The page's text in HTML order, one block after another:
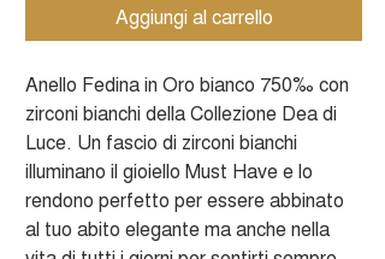
Aggiungi al carrello
Anello Fedina in Oro bianco 750‰ con
zirconi bianchi della Collezione Dea di
Luce. Un fascio di zirconi bianchi
illuminano il gioiello Must Have e lo
rendono perfetto per essere abbinato
al tuo abito elegante ma anche nella